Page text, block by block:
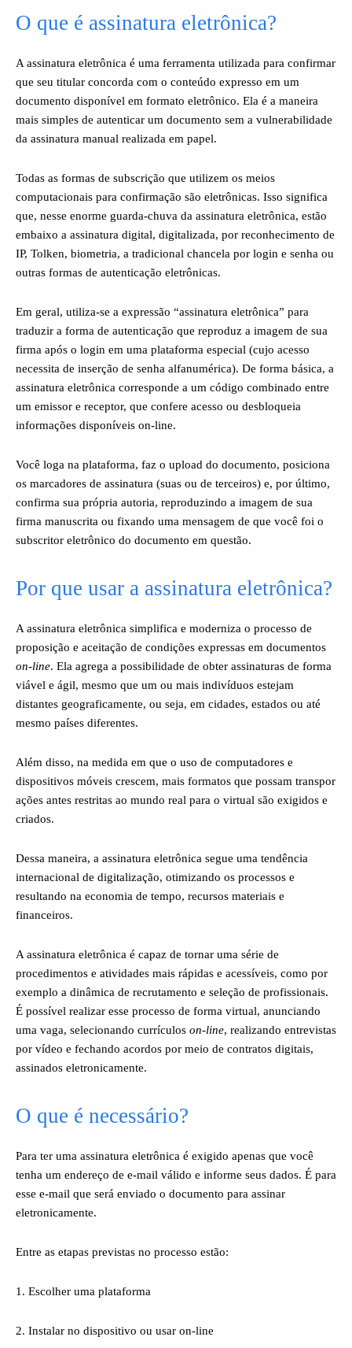
O que é assinatura eletrônica?
A assinatura eletrônica é uma ferramenta utilizada para confirmar
que seu titular concorda com o conteúdo expresso em um
documento disponível em formato eletrônico. Ela é a maneira
mais simples de autenticar um documento sem a vulnerabilidade
da assinatura manual realizada em papel.
Todas as formas de subscrição que utilizem os meios
computacionais para confirmação são eletrônicas. Isso significa
que, nesse enorme guarda-chuva da assinatura eletrônica, estão
embaixo a assinatura digital, digitalizada, por reconhecimento de
IP, Tolken, biometria, a tradicional chancela por login e senha ou
outras formas de autenticação eletrônicas.
Em geral, utiliza-se a expressão “assinatura eletrônica” para
traduzir a forma de autenticação que reproduz a imagem de sua
firma após o login em uma plataforma especial (cujo acesso
necessita de inserção de senha alfanumérica). De forma básica, a
assinatura eletrônica corresponde a um código combinado entre
um emissor e receptor, que confere acesso ou desbloqueia
informações disponíveis on-line.
Você loga na plataforma, faz o upload do documento, posiciona
os marcadores de assinatura (suas ou de terceiros) e, por último,
confirma sua própria autoria, reproduzindo a imagem de sua
firma manuscrita ou fixando uma mensagem de que você foi o
subscritor eletrônico do documento em questão.
Por que usar a assinatura eletrônica?
A assinatura eletrônica simplifica e moderniza o processo de
proposição e aceitação de condições expressas em documentos
on-line. Ela agrega a possibilidade de obter assinaturas de forma
viável e ágil, mesmo que um ou mais indivíduos estejam
distantes geograficamente, ou seja, em cidades, estados ou até
mesmo países diferentes.
Além disso, na medida em que o uso de computadores e
dispositivos móveis crescem, mais formatos que possam transpor
ações antes restritas ao mundo real para o virtual são exigidos e
criados.
Dessa maneira, a assinatura eletrônica segue uma tendência
internacional de digitalização, otimizando os processos e
resultando na economia de tempo, recursos materiais e
financeiros.
A assinatura eletrônica é capaz de tornar uma série de
procedimentos e atividades mais rápidas e acessíveis, como por
exemplo a dinâmica de recrutamento e seleção de profissionais.
É possível realizar esse processo de forma virtual, anunciando
uma vaga, selecionando currículos on-line, realizando entrevistas
por vídeo e fechando acordos por meio de contratos digitais,
assinados eletronicamente.
O que é necessário?
Para ter uma assinatura eletrônica é exigido apenas que você
tenha um endereço de e-mail válido e informe seus dados. É para
esse e-mail que será enviado o documento para assinar
eletronicamente.
Entre as etapas previstas no processo estão:
1. Escolher uma plataforma
2. Instalar no dispositivo ou usar on-line